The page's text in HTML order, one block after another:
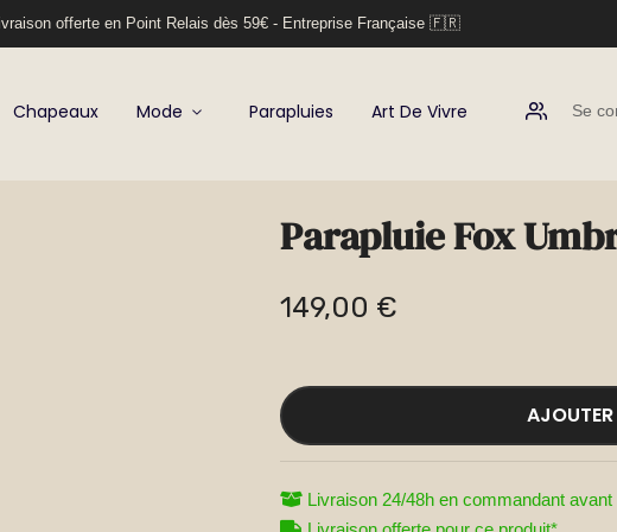
offerte en Point Relais dès 59€ - Entreprise Française 🇫🇷
Chapeaux Mode Parapluies Art De Vivre Se
Parapluie Fox
149,00 €
Livraison 24/48h en commandant avant